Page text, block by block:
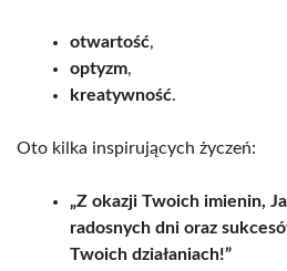
otwartość,
optyzm,
kreatywność.
Oto kilka inspirujących życzeń:
„Z okazji Twoich imienin,
radosnych dni oraz
Twoich działaniach!”